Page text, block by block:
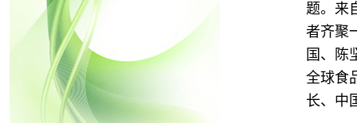
题。来
者齐聚
国、陈
全球食
长、中